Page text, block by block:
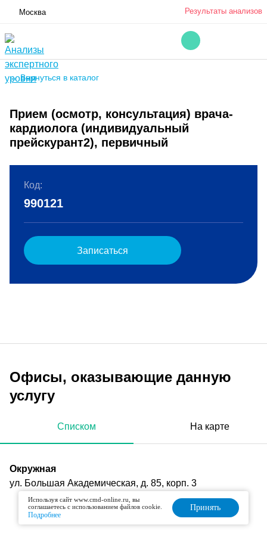
Москва Результаты анализов
← Вернуться в каталог
Прием (осмотр, консультация) врача-
кардиолога (индивидуальный
прейскурант2), первичный
Код:
990121
Записаться
Офисы, оказывающие данную
услугу
Списком На карте
Окружная
ул. Большая Академическая, д. 85, корп. 3
Используя сайт www.cmd-online.ru, вы
соглашаетесь с использованием файлов cookie.
Подробнее
Принять